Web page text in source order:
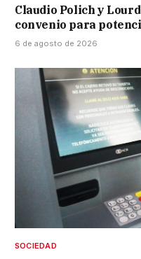
Claudio Polich y
convenio para
6 de agosto de 2026
SOCIEDAD